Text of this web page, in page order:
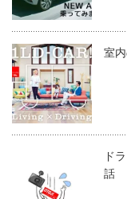
室
ド
話